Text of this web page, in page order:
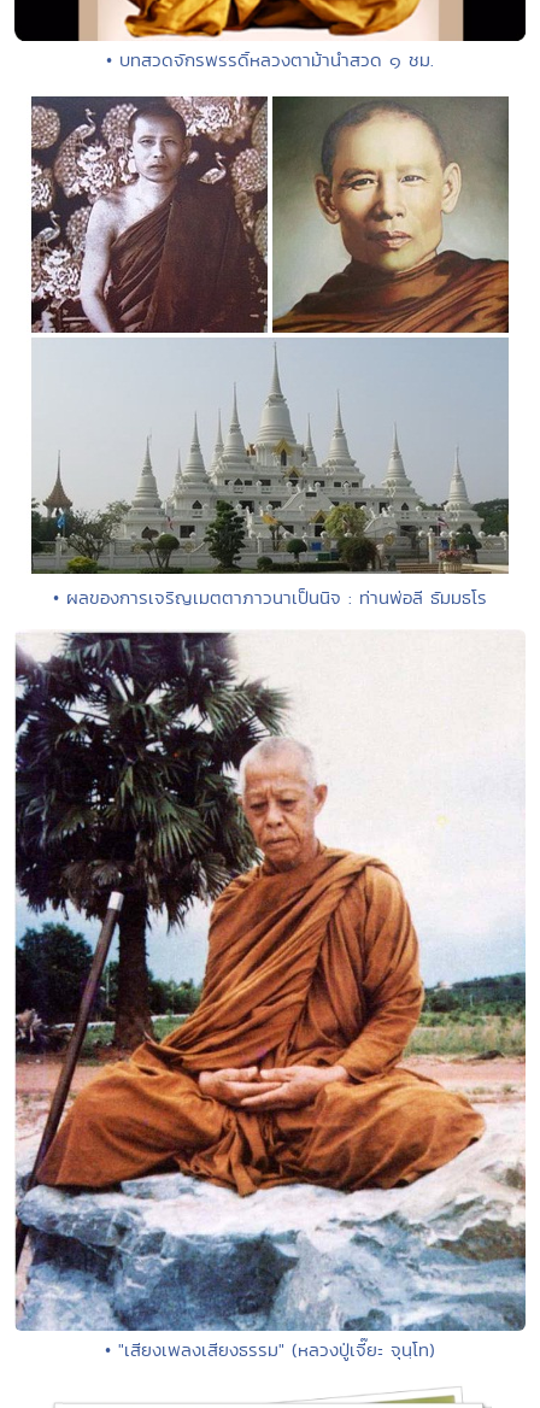
• บทสวดจักรพรรดิ์หลวงตาม้านำสวด ๑ ชม.
• ผลของการเจริญเมตตาภาวนาเป็นนิจ : ท่านพ่อลี ธัมมธโร
• "เสียงเพลงเสียงธรรม" (หลวงปู่เจี๊ยะ จุนฺโท)